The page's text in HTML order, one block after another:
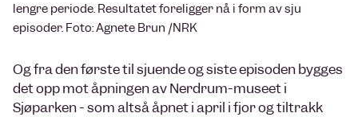
lengre periode. Resultatet foreligger nå i form av sju
episoder. Foto: Agnete Brun /NRK
Og fra den første til sjuende og siste episoden bygges
det opp mot åpningen av Nerdrum-museet i
Sjøparken - som altså åpnet i april i fjor og tiltrakk